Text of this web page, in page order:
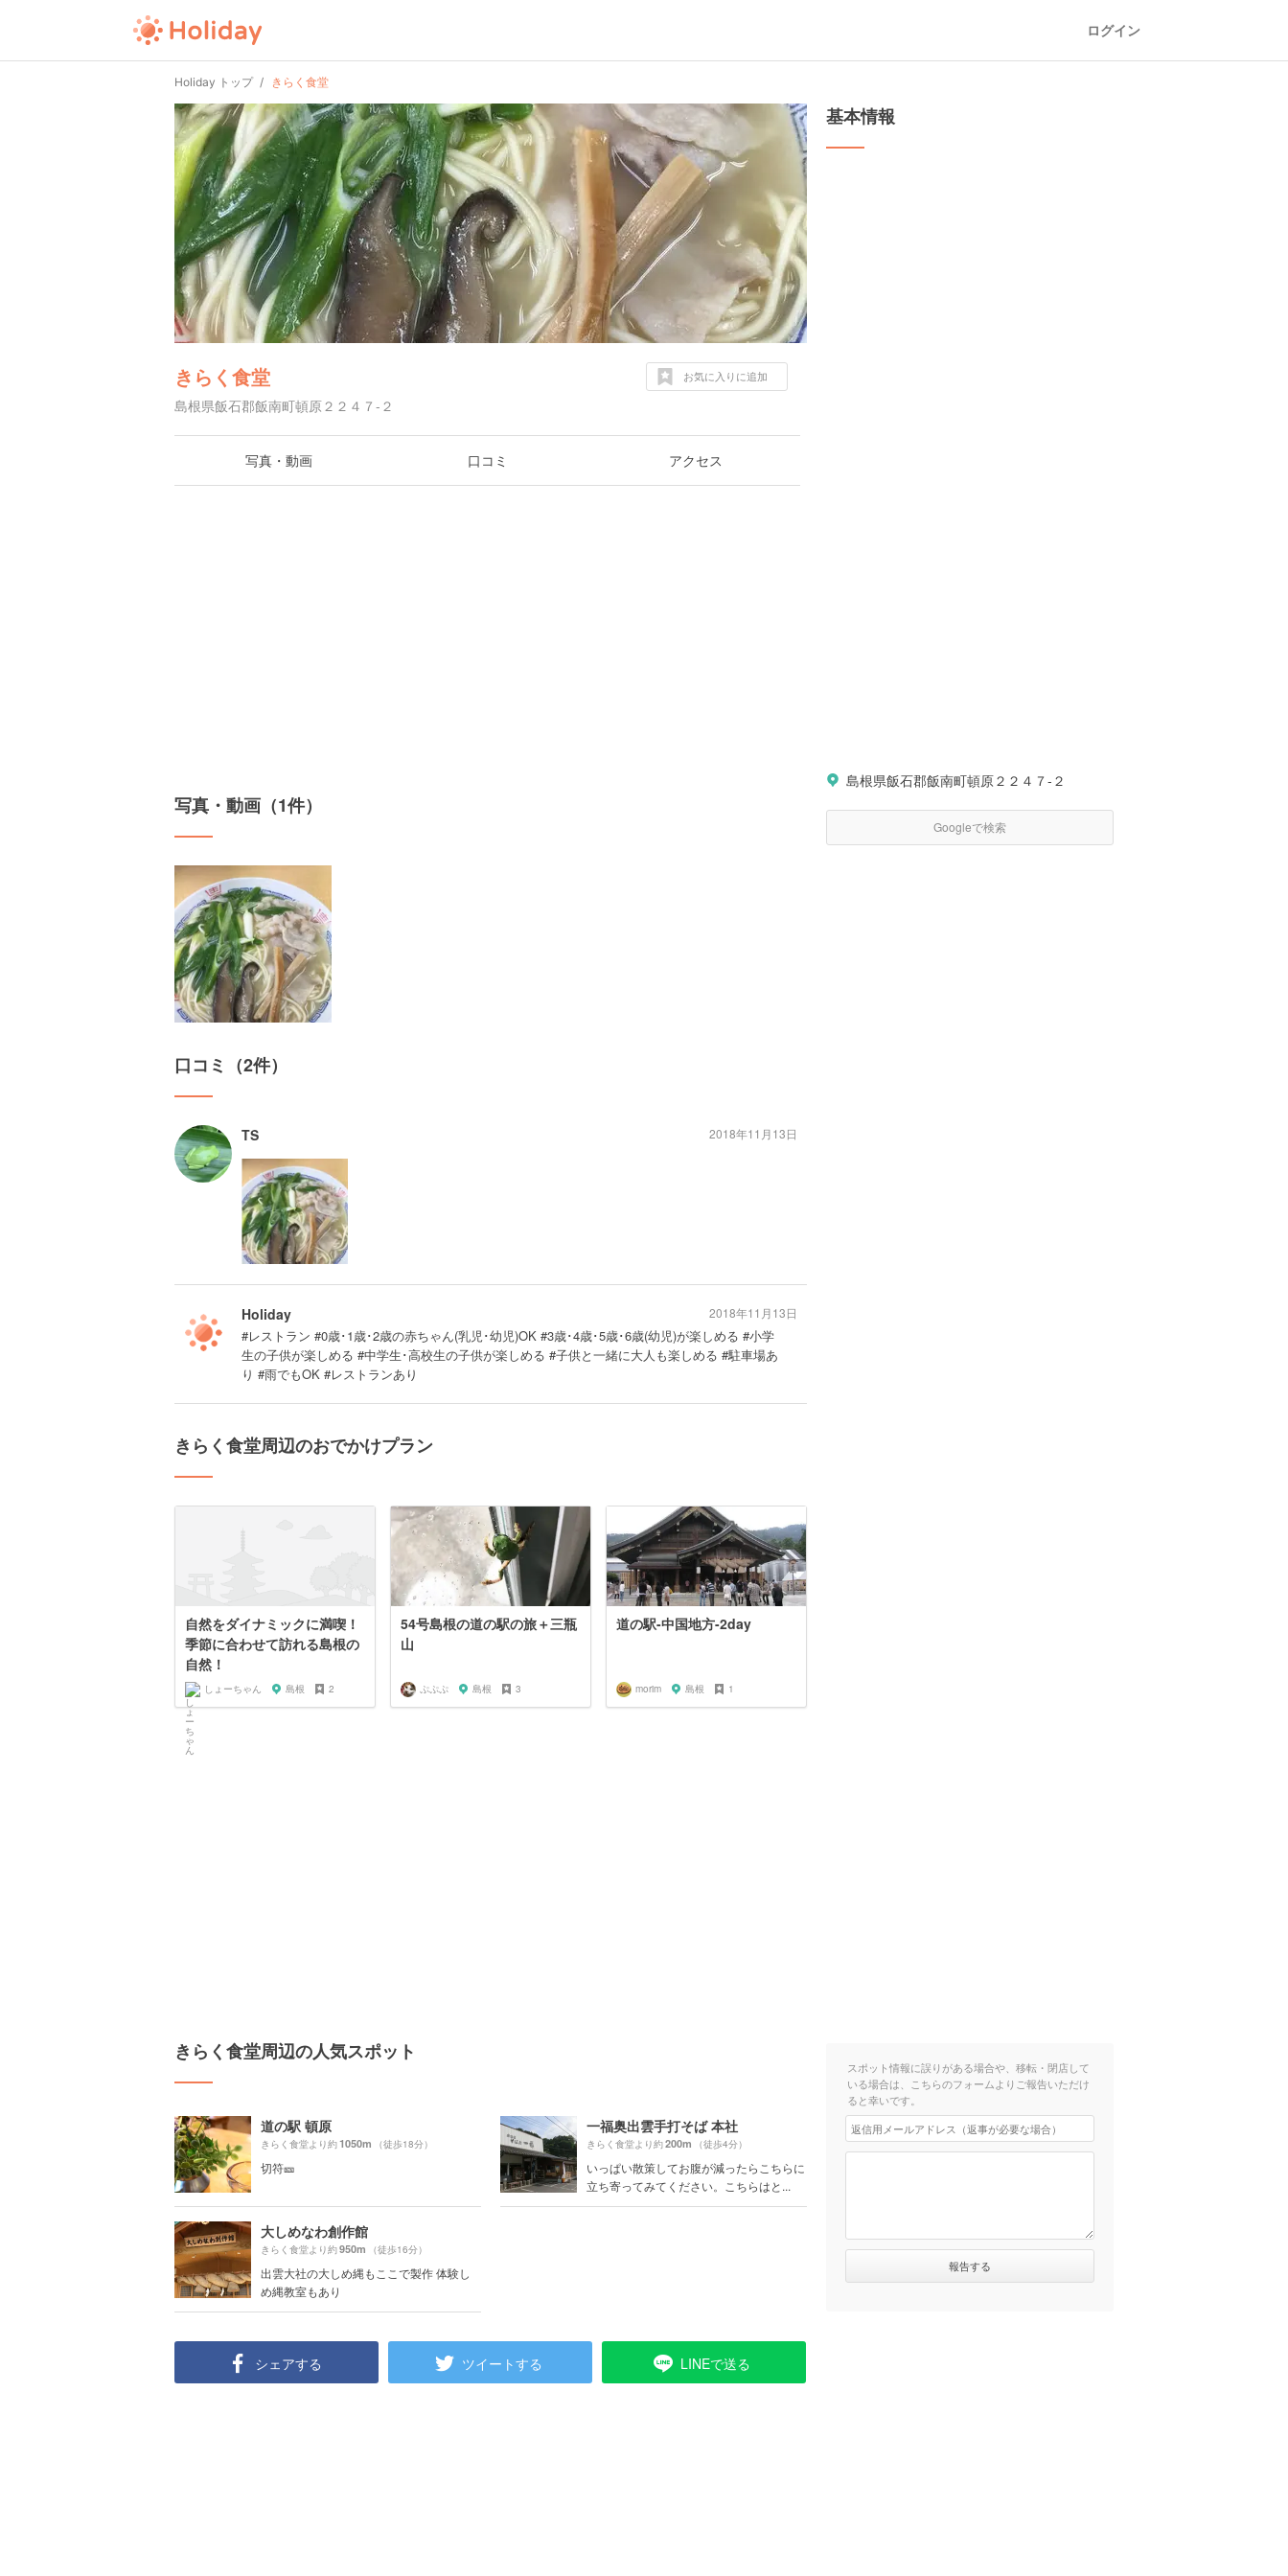
ログイン
Holiday トップ きらく食堂
きらく食堂
島根県飯石郡飯南町頓原２２４７-２
お気に入りに追加
写真・動画 口コミ アクセス
写真・動画（1件）
口コミ（2件）
TS 2018年11月13日
Holiday
#レストラン #0歳･1歳･2歳の赤ちゃん(乳児･幼児)OK #3歳･4歳･5歳･6歳(幼児)が楽しめる #小学
生の子供が楽しめる #中学生･高校生の子供が楽しめる #子供と一緒に大人も楽しめる #駐車場あ
り #雨でもOK #レストランあり
2018年11月13日
きらく食堂周辺のおでかけプラン
自然をダイナミックに満喫！
季節に合わせて訪れる島根の
自然！
しょーちゃん 島根 2
54号島根の道の駅の旅＋三瓶
山
ぷぷぷ 島根 3
道の駅-中国地方-2day
morim 島根 1
きらく食堂周辺の人気スポット
道の駅 頓原
きらく食堂より約1050m （徒歩18分）
切符🎫
一福奥出雲手打そば 本社
きらく食堂より約200m （徒歩4分）
いっぱい散策してお腹が減ったらこちらに
立ち寄ってみてください。こちらはと...
大しめなわ創作館
きらく食堂より約950m （徒歩16分）
出雲大社の大しめ縄もここで製作 体験し
め縄教室もあり
シェアする ツイートする LINEで送る
基本情報
島根県飯石郡飯南町頓原２２４７-２
Googleで検索
スポット情報に誤りがある場合や、移転・閉店して
いる場合は、こちらのフォームよりご報告いただけ
ると幸いです。